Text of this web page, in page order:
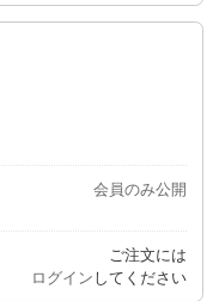
会員のみ公開
ご注文には
ログイン してください